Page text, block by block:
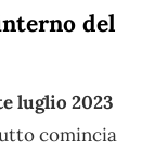
del
luglio 2023
comincia